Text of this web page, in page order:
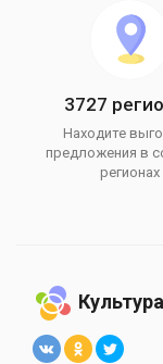
3727
Находите
предложения в
регионах